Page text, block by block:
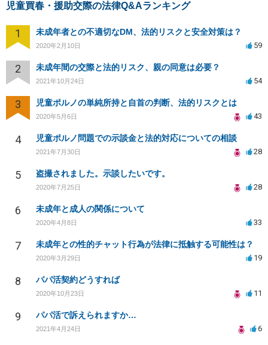
児童買春・援助交際の法律Q&Aランキング
1 未成年者との不適切なDM、法的リスクと安全対策は？
2020年2月10日 59
2 未成年間の交際と法的リスク、親の同意は必要？
2021年10月24日 54
3 児童ポルノの単純所持と自首の判断、法的リスクとは
2020年5月6日 43
4 児童ポルノ問題での示談金と法的対応についての相談
2021年7月30日 28
5 盗撮されました。示談したいです。
2020年7月25日 28
6 未成年と成人の関係について
2020年4月8日 33
7 未成年との性的チャット行為が法律に抵触する可能性は？
2020年3月29日 19
8 パパ活契約どうすれば
2020年10月23日 11
9 パパ活で訴えられますか…
2021年4月24日 6